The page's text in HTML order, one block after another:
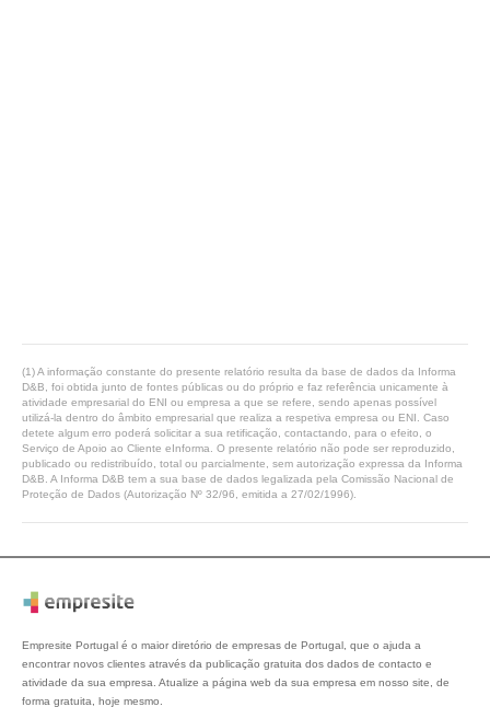
(1) A informação constante do presente relatório resulta da base de dados da Informa
D&B, foi obtida junto de fontes públicas ou do próprio e faz referência unicamente à
atividade empresarial do ENI ou empresa a que se refere, sendo apenas possível
utilizá-la dentro do âmbito empresarial que realiza a respetiva empresa ou ENI. Caso
detete algum erro poderá solicitar a sua retificação, contactando, para o efeito, o
Serviço de Apoio ao Cliente eInforma. O presente relatório não pode ser reproduzido,
publicado ou redistribuído, total ou parcialmente, sem autorização expressa da Informa
D&B. A Informa D&B tem a sua base de dados legalizada pela Comissão Nacional de
Proteção de Dados (Autorização Nº 32/96, emitida a 27/02/1996).
Empresite Portugal é o maior diretório de empresas de Portugal, que o ajuda a
encontrar novos clientes através da publicação gratuita dos dados de contacto e
atividade da sua empresa. Atualize a página web da sua empresa em nosso site, de
forma gratuita, hoje mesmo.